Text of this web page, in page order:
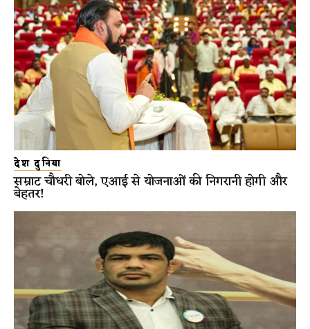
देश दुनिया
सम्राट चौधरी बोले, एआई से योजनाओं की निगरानी होगी और
बेहतर!